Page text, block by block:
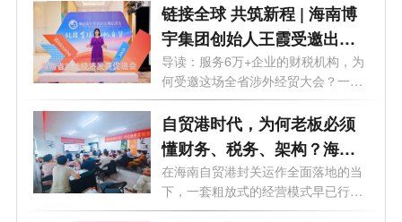
链接全球 共筑新程 | 海南博
宇集团创始人王霞受邀出席
海南省对外经济发展促进会
换届盛典
导读：服务6万+企业的财税机构，为
何受邀这场全省涉外经贸大会？一篇
文章...
自贸港时代，为何老板必须
懂财务、税务、架构？海南
博宇集团这场沙龙给出答案
在海南自贸港封关运作全面落地的当
下，一套粗放式的经营模式早已行不
通。...